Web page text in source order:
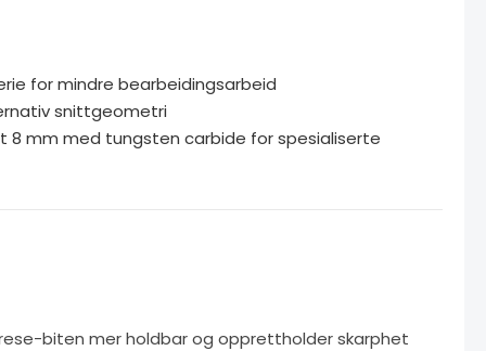
for mindre bearbeidingsarbeid
snittgeometri
8 mm med tungsten carbide for spesialiserte
biten mer holdbar og opprettholder skarphet